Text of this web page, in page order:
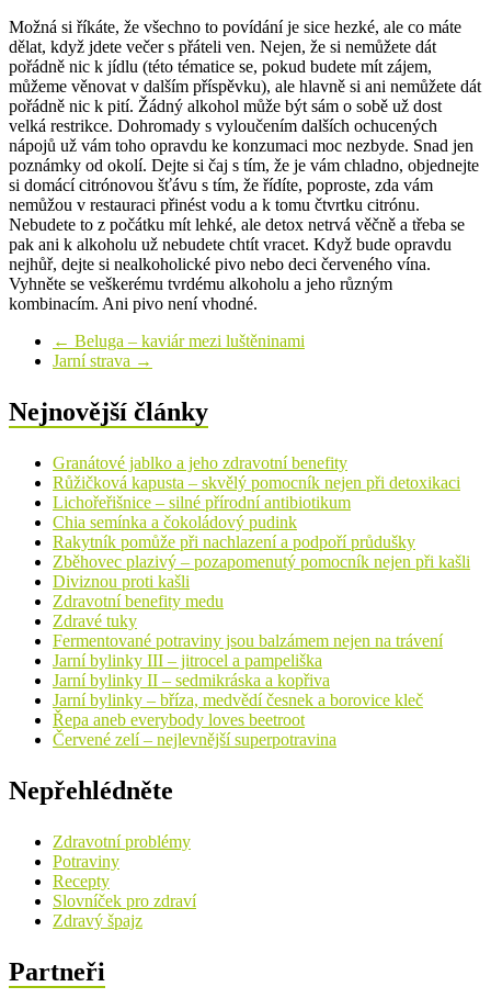
Možná si říkáte, že všechno to povídání je sice hezké, ale co máte
dělat, když jdete večer s přáteli ven. Nejen, že si nemůžete dát
pořádně nic k jídlu (této tématice se, pokud budete mít zájem,
můžeme věnovat v dalším příspěvku), ale hlavně si ani nemůžete dát
pořádně nic k pití. Žádný alkohol může být sám o sobě už dost
velká restrikce. Dohromady s vyloučením dalších ochucených
nápojů už vám toho opravdu ke konzumaci moc nezbyde. Snad jen
poznámky od okolí. Dejte si čaj s tím, že je vám chladno, objednejte
si domácí citrónovou šťávu s tím, že řídíte, poproste, zda vám
nemůžou v restauraci přinést vodu a k tomu čtvrtku citrónu.
Nebudete to z počátku mít lehké, ale detox netrvá věčně a třeba se
pak ani k alkoholu už nebudete chtít vracet. Když bude opravdu
nejhůř, dejte si nealkoholické pivo nebo deci červeného vína.
Vyhněte se veškerému tvrdému alkoholu a jeho různým
kombinacím. Ani pivo není vhodné.
← Beluga – kaviár mezi luštěninami
Jarní strava →
Nejnovější články
Granátové jablko a jeho zdravotní benefity
Růžičková kapusta – skvělý pomocník nejen při detoxikaci
Lichořeřišnice – silné přírodní antibiotikum
Chia semínka a čokoládový pudink
Rakytník pomůže při nachlazení a podpoří průdušky
Zběhovec plazivý – pozapomenutý pomocník nejen při kašli
Diviznou proti kašli
Zdravotní benefity medu
Zdravé tuky
Fermentované potraviny jsou balzámem nejen na trávení
Jarní bylinky III – jitrocel a pampeliška
Jarní bylinky II – sedmikráska a kopřiva
Jarní bylinky – bříza, medvědí česnek a borovice kleč
Řepa aneb everybody loves beetroot
Červené zelí – nejlevnější superpotravina
Nepřehlédněte
Zdravotní problémy
Potraviny
Recepty
Slovníček pro zdraví
Zdravý špajz
Partneři